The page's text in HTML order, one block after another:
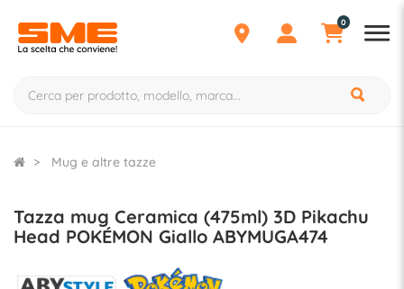
0
Mug e altre tazze
Tazza mug Ceramica (475ml) 3D Pikachu
Head POKÉMON Giallo ABYMUGA474